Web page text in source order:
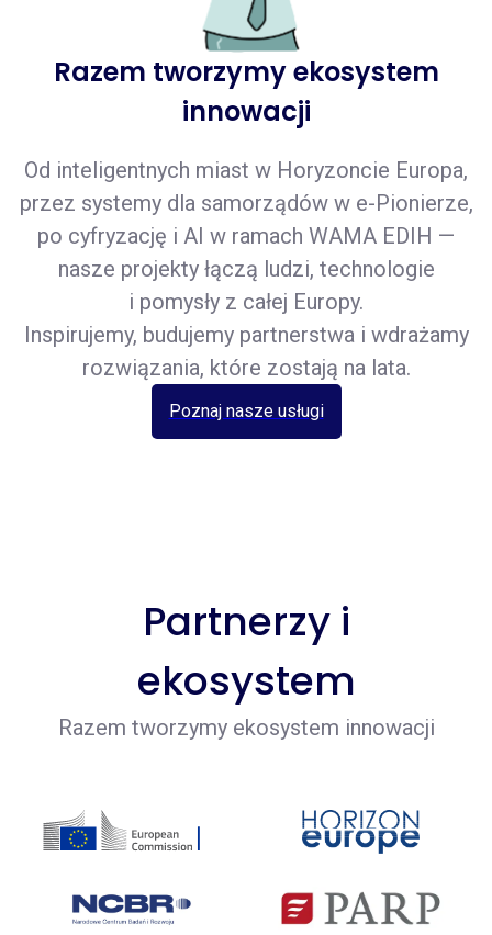
Razem tworzymy ekosystem
innowacji
Od inteligentnych miast w Horyzoncie Europa,
przez systemy dla samorządów w e-Pionierze,
po cyfryzację i AI w ramach WAMA EDIH —
nasze projekty łączą ludzi, technologie
i pomysły z całej Europy.
Inspirujemy, budujemy partnerstwa i wdrażamy
rozwiązania, które zostają na lata.
Poznaj nasze usługi
Partnerzy i
ekosystem
Razem tworzymy ekosystem innowacji